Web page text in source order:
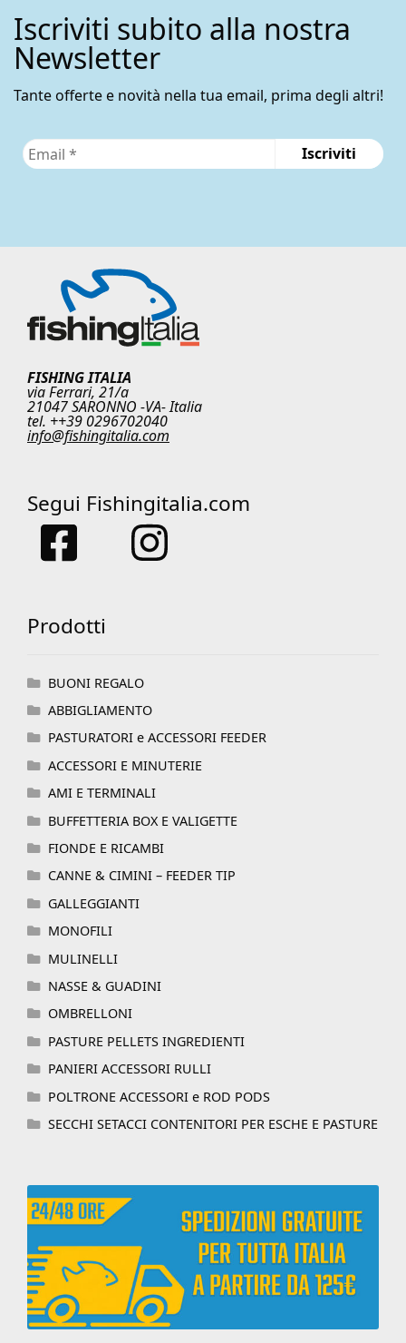
Iscriviti subito alla nostra
Newsletter
Tante offerte e novità nella tua email, prima degli altri!
FISHING ITALIA
via Ferrari, 21/a
21047 SARONNO -VA- Italia
tel. ++39 0296702040
info@fishingitalia.com
Segui Fishingitalia.com
Prodotti
BUONI REGALO
ABBIGLIAMENTO
PASTURATORI e ACCESSORI FEEDER
ACCESSORI E MINUTERIE
AMI E TERMINALI
BUFFETTERIA BOX E VALIGETTE
FIONDE E RICAMBI
CANNE & CIMINI – FEEDER TIP
GALLEGGIANTI
MONOFILI
MULINELLI
NASSE & GUADINI
OMBRELLONI
PASTURE PELLETS INGREDIENTI
PANIERI ACCESSORI RULLI
POLTRONE ACCESSORI e ROD PODS
SECCHI SETACCI CONTENITORI PER ESCHE E PASTURE